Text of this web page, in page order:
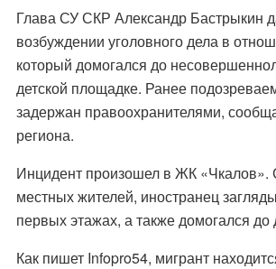
Глава СУ СКР Александр Бастрыкин
возбуждении уголовного дела в
который домогался до
детской площадке. Ранее
задержан правоохранителями,
региона.
Инцидент произошел в ЖК «Чкалов».
местных жителей, иностранец
первых этажах, а также домогался до
Как пишет Infopro54, мигрант